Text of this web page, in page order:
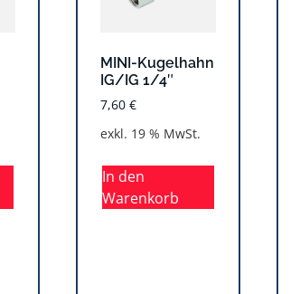
MINI-Kugelhahn
IG/IG 1/4″
7,60 €
exkl. 19 % MwSt.
In den
Warenkorb